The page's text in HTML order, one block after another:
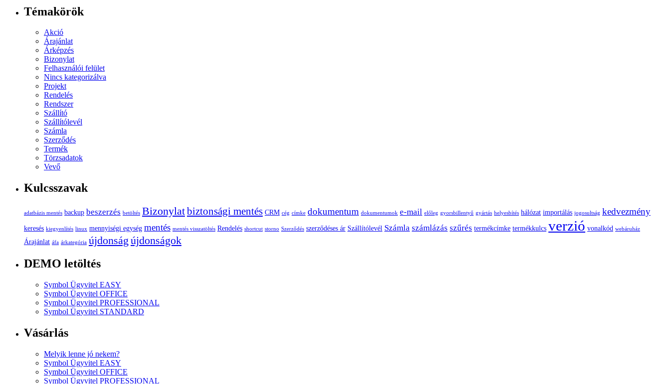
Témakörök
Akció
Árajánlat
Árképzés
Bizonylat
Felhasználói felület
Nincs kategorizálva
Projekt
Rendelés
Rendszer
Szállító
Szállítólevél
Számla
Szerződés
Termék
Törzsadatok
Vevő
Kulcsszavak
adatbázis mentés backup beszerzés betöltés Bizonylatbiztonsági mentés CRM cég címke dokumentum dokumentumok e-mail előleg gyorsbillentyű gyártás helyesbítés hálózat importálás jogosultság kedvezmény
keresés kiegyenlítés linux mennyiségi egység mentés mentés visszatöltés Rendelés shortcut storno Szerződés szerződéses ár Szállítólevél Számla számlázás szűrés termékcímke termékkulcs verzió vonalkód webáruház
Árajánlat áfa árkategória újdonság újdonságok
DEMO letöltés
Symbol Ügyvitel EASY
Symbol Ügyvitel OFFICE
Symbol Ügyvitel PROFESSIONAL
Symbol Ügyvitel STANDARD
Vásárlás
Melyik lenne jó nekem?
Symbol Ügyvitel EASY
Symbol Ügyvitel OFFICE
Symbol Ügyvitel PROFESSIONAL